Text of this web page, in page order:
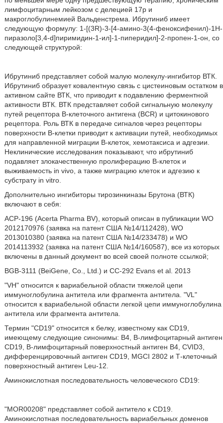
лимфоцитарным лейкозом с делецией 17р и
макроглобулинемией Вальденстрема. Ибрутиниб имеет
следующую формулу: 1-[(3R)-3-[4-амино-3(4-феноксифенил)-1Н-
пиразоло[3,4-d]пиримидин-1-ил]-1-пиперидил]-2-пропен-1-он, со
следующей структурой:
Ибрутиниб представляет собой малую молекулу-ингибитор ВТК.
Ибрутиниб образует ковалентную связь с цистеиновым остатком в
активном сайте ВТК, что приводит к подавлению ферментной
активности ВТК. ВТК представляет собой сигнальную молекулу
путей рецептора В-клеточного антигена (BCR) и цитокинового
рецептора. Роль ВТК в передаче сигналов через рецепторы
поверхности В-клетки приводит к активации путей, необходимых
для направленной миграции В-клеток, хемотаксиса и адгезии.
Неклинические исследования показывают, что ибрутиниб
подавляет злокачественную пролиферацию В-клеток и
выживаемость in vivo, а также миграцию клеток и адгезию к
субстрату in vitro.
Дополнительно ингибиторы тирозинкиназы Брутона (ВТК)
включают в себя:
ACP-196 (Acerta Pharma BV), который описан в публикации WO
2012170976 (заявка на патент США №14/112428), WO
2013010380 (заявка на патент США №14/233478) и WO
2014113932 (заявка на патент США №14/160587), все из которых
включены в данный документ во всей своей полноте ссылкой;
BGB-3111 (BeiGene, Co., Ltd.) и СС-292 Evans et al. 2013
"VH" относится к вариабельной области тяжелой цепи
иммуноглобулина антитела или фрагмента антитела. "VL"
относится к вариабельной области легкой цепи иммуноглобулина
антитела или фрагмента антитела.
Термин "CD19" относится к белку, известному как CD19,
имеющему следующие синонимы: В4, В-лимфоцитарный антиген
CD19, В-лимфоцитарный поверхностный антиген В4, CVID3,
дифференцировочный антиген CD19, MGCI 2802 и Т-клеточный
поверхностный антиген Leu-12.
Аминокислотная последовательность человеческого CD19:
"MOR00208" представляет собой антитело к CD19.
Аминокислотная последовательность вариабельных доменов